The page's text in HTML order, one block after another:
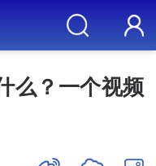
么？一个视频